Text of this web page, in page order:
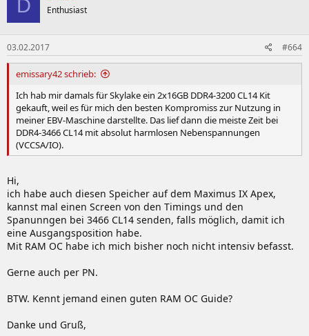
D Enthusiast
03.02.2017 #664
emissary42 schrieb:
Ich hab mir damals für Skylake ein 2x16GB DDR4-3200 CL14 Kit
gekauft, weil es für mich den besten Kompromiss zur Nutzung in
meiner EBV-Maschine darstellte. Das lief dann die meiste Zeit bei
DDR4-3466 CL14 mit absolut harmlosen Nebenspannungen
(VCCSA/IO).
Hi,
ich habe auch diesen Speicher auf dem Maximus IX Apex,
kannst mal einen Screen von den Timings und den
Spanunngen bei 3466 CL14 senden, falls möglich, damit ich
eine Ausgangsposition habe.
Mit RAM OC habe ich mich bisher noch nicht intensiv befasst.
Gerne auch per PN.
BTW. Kennt jemand einen guten RAM OC Guide?
Danke und Gruß,